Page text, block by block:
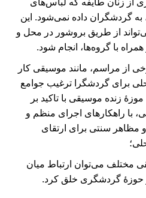
به گردشگران داده نمی‌شود. این
از طریق بروشور در محل و
همراه با گروه‌ها، انجام شود.
از مراسم، مانند موسیقی کار
برای گردشگرا ترغیب جوامع
زنده موسیقی با تاکید بر
با راهکارهای اجرای منظم و
مظاهر سنتی برای ارتقای
مختلف می‌توان ارتباط میان
حوزۀ گردشگری خلق کرد.